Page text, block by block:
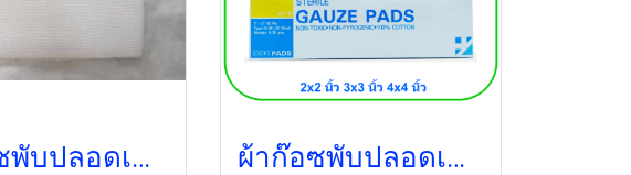
ผ้าก๊อซพับปลอดเชื้อ 4x4 นิ้ว (5ชิ้น/ซอง) (Thai Gauze) (exp 12-2026) ผ้าก๊อซพับปลอดเชื้อ ไตรชนม์ 2x2 นิ้ว (100ซอง/กล่อง) (12ชั้น) ยกกล่อง